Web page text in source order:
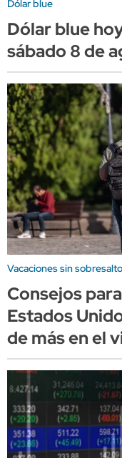
Dólar blue
Dólar blue
sábado 8 de
Vacaciones sin
Consejos
Estados
de más en el